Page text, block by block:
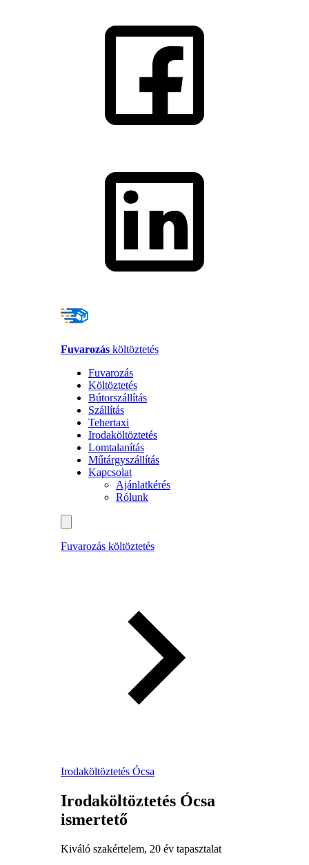
Fuvarozás költöztetés
Fuvarozás
Költöztetés
Bútorszállítás
Szállítás
Tehertaxi
Irodaköltöztetés
Lomtalanítás
Műtárgyszállítás
Kapcsolat
Ajánlatkérés
Rólunk
Fuvarozás költöztetés
Irodaköltöztetés Ócsa
Irodaköltöztetés Ócsa
ismertető
Kiváló szakértelem, 20 év tapasztalat